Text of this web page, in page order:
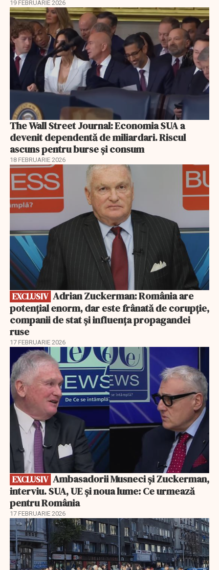
19 FEBRUARIE 2026
The Wall Street Journal: Economia SUA a
devenit dependentă de miliardari. Riscul
ascuns pentru burse și consum
18 FEBRUARIE 2026
EXCLUSIV
EXCLUSIV
potențial enorm, dar este frânată de corupție,
companii de stat și influența propagandei
ruse
17 FEBRUARIE 2026
EXCLUSIV
EXCLUSIV
interviu. SUA, UE și noua lume: Ce urmează
pentru România
17 FEBRUARIE 2026